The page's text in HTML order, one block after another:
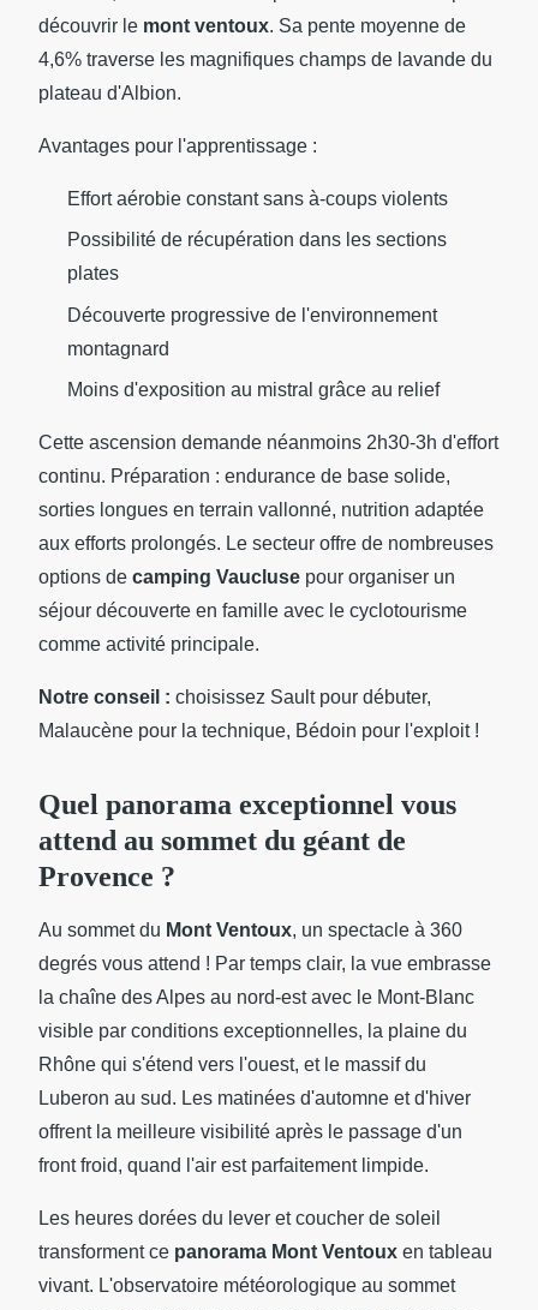
découvrir le mont ventoux. Sa pente moyenne de
4,6% traverse les magnifiques champs de lavande du
plateau d'Albion.
Avantages pour l'apprentissage :
Effort aérobie constant sans à-coups violents
Possibilité de récupération dans les sections
plates
Découverte progressive de l'environnement
montagnard
Moins d'exposition au mistral grâce au relief
Cette ascension demande néanmoins 2h30-3h d'effort
continu. Préparation : endurance de base solide,
sorties longues en terrain vallonné, nutrition adaptée
aux efforts prolongés. Le secteur offre de nombreuses
options de camping Vaucluse pour organiser un
séjour découverte en famille avec le cyclotourisme
comme activité principale.
Notre conseil : choisissez Sault pour débuter,
Malaucène pour la technique, Bédoin pour l'exploit !
Quel panorama exceptionnel vous
attend au sommet du géant de
Provence ?
Au sommet du Mont Ventoux, un spectacle à 360
degrés vous attend ! Par temps clair, la vue embrasse
la chaîne des Alpes au nord-est avec le Mont-Blanc
visible par conditions exceptionnelles, la plaine du
Rhône qui s'étend vers l'ouest, et le massif du
Luberon au sud. Les matinées d'automne et d'hiver
offrent la meilleure visibilité après le passage d'un
front froid, quand l'air est parfaitement limpide.
Les heures dorées du lever et coucher de soleil
transforment ce panorama Mont Ventoux en tableau
vivant. L'observatoire météorologique au sommet